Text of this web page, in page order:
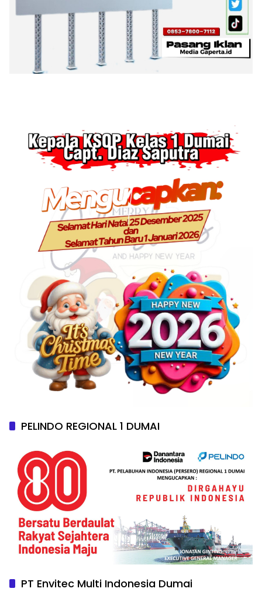
PELINDO REGIONAL 1 DUMAI
PT Envitec Multi Indonesia Dumai